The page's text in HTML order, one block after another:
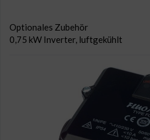
Optionales Zubehör
0,75 kW Inverter, luftgekühlt